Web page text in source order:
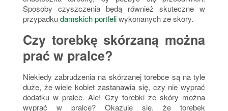
Sposoby czyszczenia będą również skuteczne w
przypadkudamskich portfeliwykonanych ze skory.
Czy torebkę skórzaną można
prać w pralce?
Niekiedy zabrudzenia na skórzanej torebce są na tyle
duże, że wiele kobiet zastanawia się, czy nie wyprać
dodatku w pralce. Ale! Czy torebki ze skóry można
wyprać w pralce? Okazuje się, że torebek